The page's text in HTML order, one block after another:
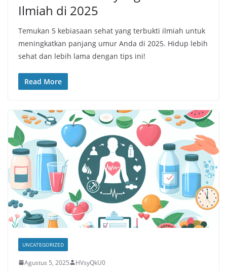
Ilmiah di 2025
Temukan 5 kebiasaan sehat yang terbukti ilmiah untuk
meningkatkan panjang umur Anda di 2025. Hidup lebih
sehat dan lebih lama dengan tips ini!
Read More
UNCATEGORIZED
Agustus 5, 2025 HVsyQkU0